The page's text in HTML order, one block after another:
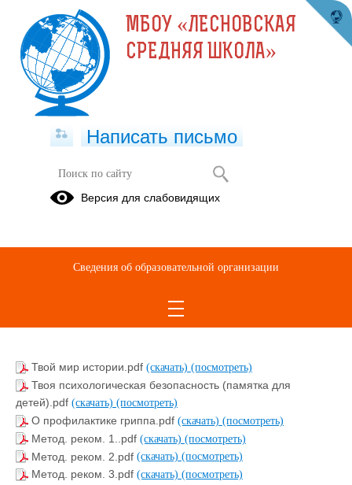
Учащимся
Твой мир истории.pdf (скачать) (посмотреть)
Твоя психологическая безопасность (памятка для
детей).pdf (скачать) (посмотреть)
О профилактике гриппа.pdf (скачать) (посмотреть)
Метод. реком. 1..pdf (скачать) (посмотреть)
Метод. реком. 2.pdf (скачать) (посмотреть)
Метод. реком. 3.pdf (скачать) (посмотреть)
МБОУ «ЛЕСНОВСКАЯ
СРЕДНЯЯ ШКОЛА»
Написать письмо
Версия для слабовидящих
Сведения об образовательной организации